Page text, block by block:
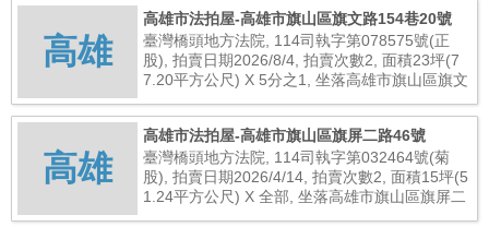
高雄
高雄市法拍屋-高雄市旗山區旗文路154巷20號
臺灣橋頭地方法院, 114司執字第078575號(正
股), 拍賣日期2026/8/4, 拍賣次數2, 面積23坪(7
7.20平方公尺) X 5分之1, 坐落高雄市旗山區旗文
高雄
高雄市法拍屋-高雄市旗山區旗屏二路46號
臺灣橋頭地方法院, 114司執字第032464號(菊
股), 拍賣日期2026/4/14, 拍賣次數2, 面積15坪(5
1.24平方公尺) X 全部, 坐落高雄市旗山區旗屏二